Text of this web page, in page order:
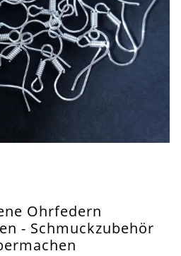
Ohrfedern
- Schmuckzubehör